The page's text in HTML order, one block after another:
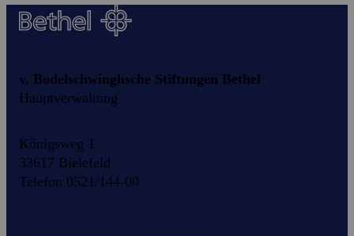
v. Bodelschwinghsche Stiftungen Bethel
Hauptverwaltung
Königsweg 1
33617 Bielefeld
Telefon 0521/144-00